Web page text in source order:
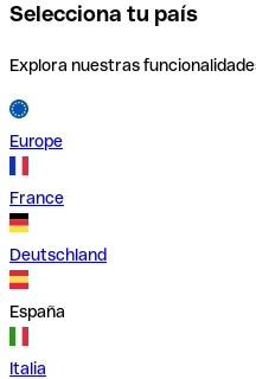
Selecciona tu país
Explora nuestras
Europe
France
Deutschland
España
Italia